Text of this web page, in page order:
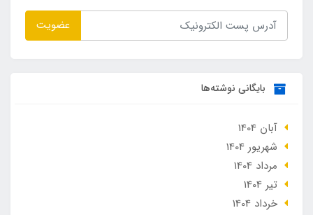
عضویت
بایگانی نوشته‌ها
آبان 1404
شهریور 1404
مرداد 1404
تير 1404
خرداد 1404